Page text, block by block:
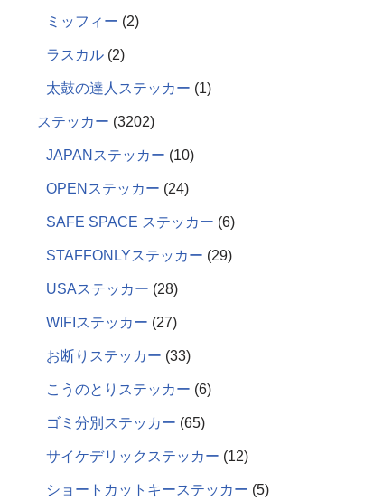
ミッフィー 2
ラスカル 2
太鼓の達人ステッカー 1
ステッカー 3202
JAPANステッカー 10
OPENステッカー 24
SAFE SPACE ステッカー 6
STAFFONLYステッカー 29
USAステッカー 28
WIFIステッカー 27
お断りステッカー 33
こうのとりステッカー 6
ゴミ分別ステッカー 65
サイケデリックステッカー 12
ショートカットキーステッカー 5